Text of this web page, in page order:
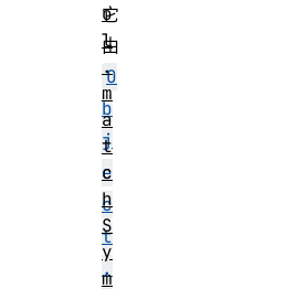
它
由
O
b
j
e
c
t
.
o
l
.
m
a
t
c
h
S
y
m